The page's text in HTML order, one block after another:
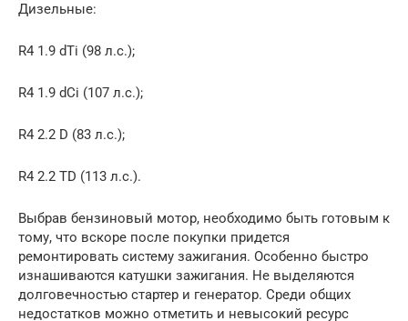
Дизельные:
R4 1.9 dTi (98 л.с.);
R4 1.9 dCi (107 л.с.);
R4 2.2 D (83 л.с.);
R4 2.2 TD (113 л.с.).
Выбрав бензиновый мотор, необходимо быть готовым к
тому, что вскоре после покупки придется
ремонтировать систему зажигания. Особенно быстро
изнашиваются катушки зажигания. Не выделяются
долговечностью стартер и генератор. Среди общих
недостатков можно отметить и невысокий ресурс